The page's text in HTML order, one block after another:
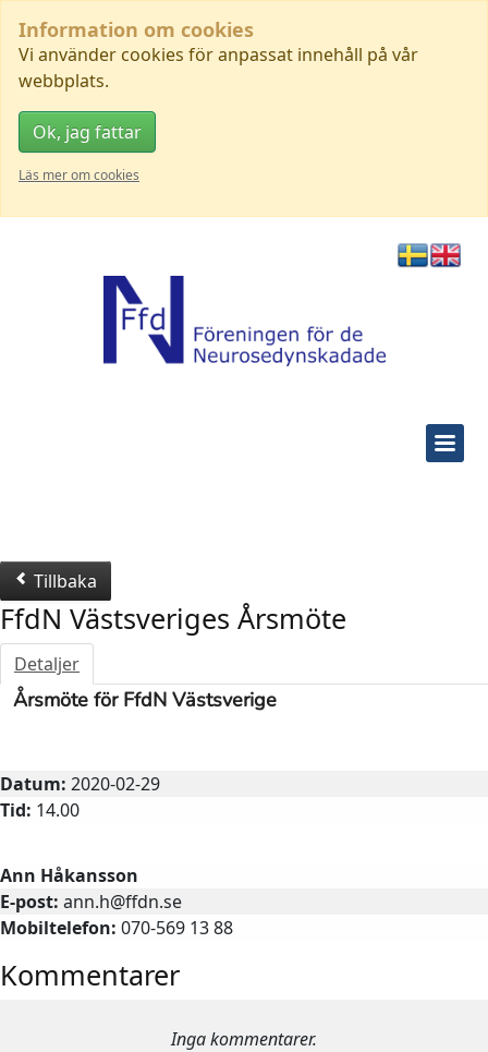
Information om cookies
Vi använder cookies för anpassat innehåll på vår
webbplats.
Ok, jag fattar
Läs mer om cookies
Tillbaka
FfdN Västsveriges Årsmöte
Detaljer
Årsmöte för FfdN Västsverige
Datum: 2020-02-29
Tid: 14.00
Ann Håkansson
E-post: ann.h@ffdn.se
Mobiltelefon: 070-569 13 88
Kommentarer
Inga kommentarer.